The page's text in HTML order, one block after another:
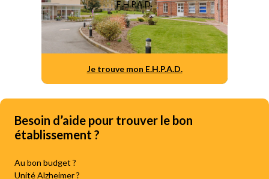
E.H.P.A.D.
Je trouve mon E.H.P.A.D.
Besoin d’aide pour trouver le bon
établissement ?
Au bon budget ?
Unité Alzheimer ?